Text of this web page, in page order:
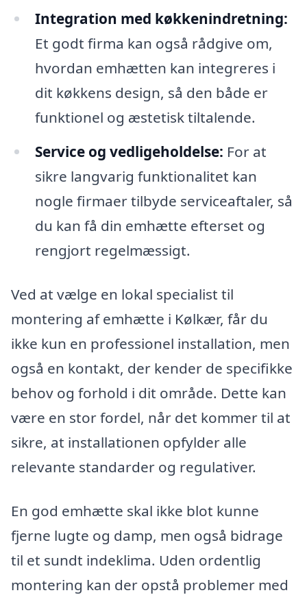
Integration med køkkenindretning:
Et godt firma kan også rådgive om,
hvordan emhætten kan integreres i
dit køkkens design, så den både er
funktionel og æstetisk tiltalende.
Service og vedligeholdelse: For at
sikre langvarig funktionalitet kan
nogle firmaer tilbyde serviceaftaler, så
du kan få din emhætte efterset og
rengjort regelmæssigt.
Ved at vælge en lokal specialist til
montering af emhætte i Kølkær, får du
ikke kun en professionel installation, men
også en kontakt, der kender de specifikke
behov og forhold i dit område. Dette kan
være en stor fordel, når det kommer til at
sikre, at installationen opfylder alle
relevante standarder og regulativer.
En god emhætte skal ikke blot kunne
fjerne lugte og damp, men også bidrage
til et sundt indeklima. Uden ordentlig
montering kan der opstå problemer med